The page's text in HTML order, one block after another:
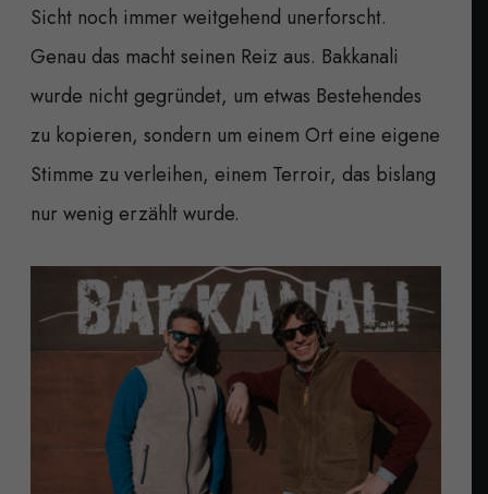
Sicht noch immer weitgehend unerforscht.
Genau das macht seinen Reiz aus. Bakkanali
wurde nicht gegründet, um etwas Bestehendes
zu kopieren, sondern um einem Ort eine eigene
Stimme zu verleihen, einem Terroir, das bislang
nur wenig erzählt wurde.